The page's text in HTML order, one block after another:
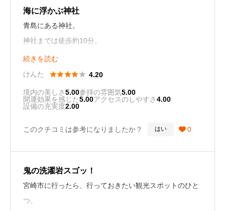
海に浮かぶ神社
青島にある神社。
神社までは徒歩約10分。
車を停めて、鬼の洗濯岩や海の上の橋を渡りその先に神
社がある。
かなり雰囲気よく、宮崎に来たら絶対に行くべきスポッ
続きを読む
けんた
 4.20
境内の美しさ5.00参拝の雰囲気5.00
開運効果を感じた5.00アクセスのしやすさ4.00
設備の充実度2.00
このクチコミは参考になりましたか？ はい  0
鬼の洗濯岩スゴッ！
宮崎市に行ったら、行っておきたい観光スポットのひと
つ。